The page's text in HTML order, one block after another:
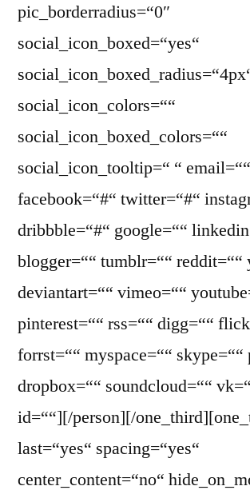
pic_borderradius=“0″
social_icon_boxed=“yes“
social_icon_colors=““
social_icon_boxed_colors=““
social_icon_tooltip=“ “ email=““
facebook=“#“ twitter=“#“
dribbble=“#“ google=““
blogger=““ tumblr=““ reddit=““
deviantart=““ vimeo=““
pinterest=““ rss=““ digg=““
forrst=““ myspace=““ skype=““
dropbox=““ soundcloud=““
id=““][/person][/
last=“yes“ spacing=“yes“
center_content=“no“